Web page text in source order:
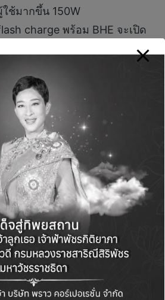
ช้มากขึ้น 150W
charge พร้อม BHE จะเปิด
ในไตรมาสที่สองของปี
TM : ก้าวต่อไปของการชาร์จ
การทางออกในการชาร์จ
มขึ้นในยุคของการเชื่อมต่อ
ได้ผลักดันขีดจำกัดของการ
ะเปิดตัว 240W
เทคโนโลยีใหม่นี้สามารถ
ได้เต็ม 100% ในเวลา
TMได้รับการออกแบบด้วย